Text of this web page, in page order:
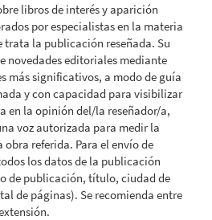
libros de interés y aparición
por especialistas en la materia
trata la publicación reseñada. Su
novedades editoriales mediante
más significativos, a modo de guía
y con capacidad para visibilizar
en la opinión del/la reseñador/a,
voz autorizada para medir la
referida. Para el envío de
los datos de la publicación
de publicación, título, ciudad de
de páginas). Se recomienda entre